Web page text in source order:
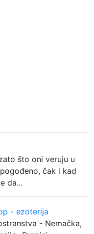
što oni veruju u
čak i kad
da...
- ezoterija
- Nemačka,